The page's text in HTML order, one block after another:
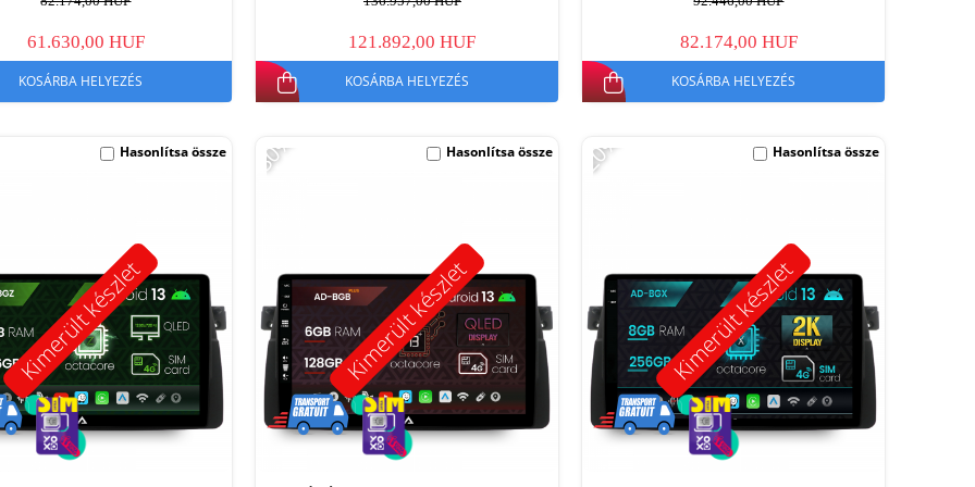
61.630,00 HUF
KOSÁRBA HELYEZÉS
121.892,00 HUF
KOSÁRBA HELYEZÉS
82.174,00 HUF
KOSÁRBA HELYEZÉS
Kimerült készlet
Hasonlítsa össze
Kimerült készlet
-30% Hasonlítsa össze
Kimerült készlet
-20% Hasonlítsa össze